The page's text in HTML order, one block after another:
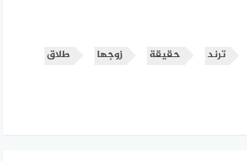
ترند حقيقة زوجها
طلاق